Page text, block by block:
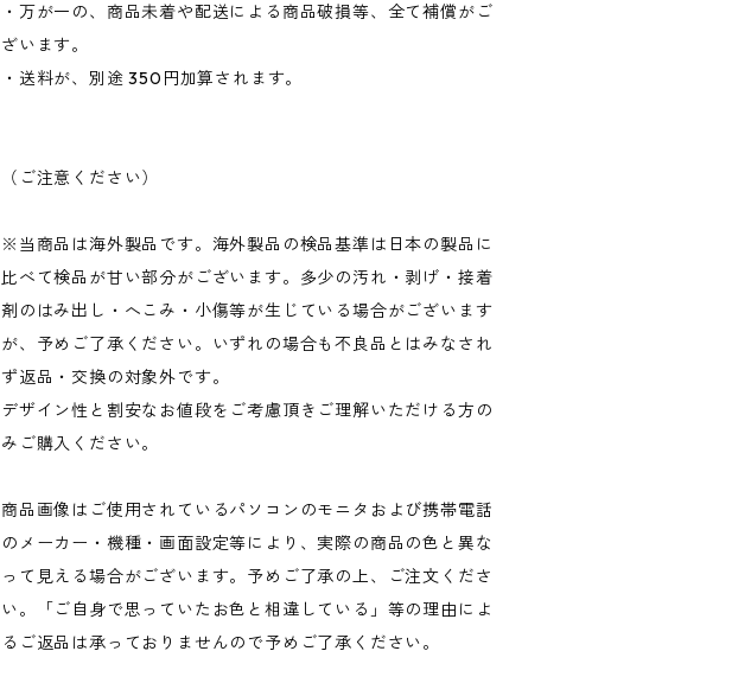
・万が一の、商品未着や配送による商品破損等、全て補償がご
ざいます。
・送料が、別途 350円加算されます。
（ご注意ください）
※当商品は海外製品です。海外製品の検品基準は日本の製品に
比べて検品が甘い部分がございます。多少の汚れ・剥げ・接着
剤のはみ出し・へこみ・小傷等が生じている場合がございます
が、予めご了承ください。いずれの場合も不良品とはみなされ
ず返品・交換の対象外です。
デザイン性と割安なお値段をご考慮頂きご理解いただける方の
みご購入ください。
商品画像はご使用されているパソコンのモニタおよび携帯電話
のメーカー・機種・画面設定等により、実際の商品の色と異な
って見える場合がございます。予めご了承の上、ご注文くださ
い。「ご自身で思っていたお色と相違している」等の理由によ
るご返品は承っておりませんので予めご了承ください。